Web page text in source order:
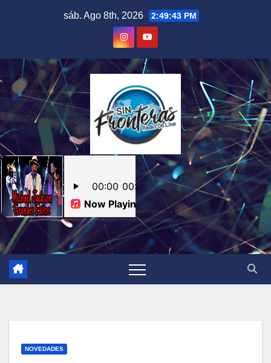
sáb. Ago 8th, 2026 2:49:44 PM
NOVEDADES